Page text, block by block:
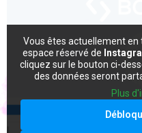
Vous êtes actuellement en
espace réservé de
cliquez sur le bouton ci-
des données seront
Plus